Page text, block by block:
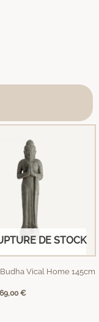
DE STOCK
Vical Home 145cm
€.
€
Le
569,00 €.